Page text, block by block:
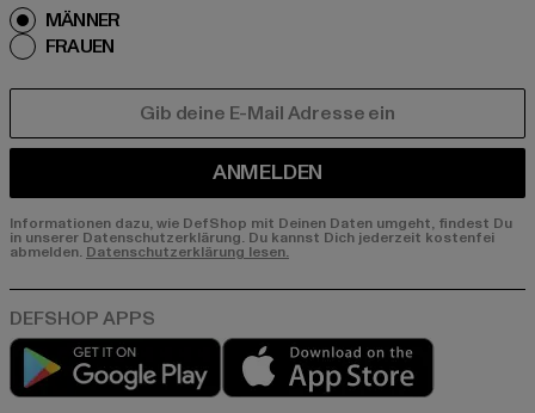
MÄNNER
FRAUEN
ANMELDEN
Informationen dazu, wie DefShop mit Deinen Daten umgeht, findest Du
in unserer Datenschutzerklärung. Du kannst Dich jederzeit kostenfei
abmelden. Datenschutzerklärung lesen.
Play market